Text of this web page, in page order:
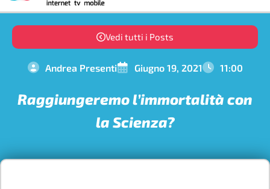
Vedi tutti i Posts
Andrea Presenti Giugno 19, 2021 11:00
Raggiungeremo l’immortalità con
la Scienza?